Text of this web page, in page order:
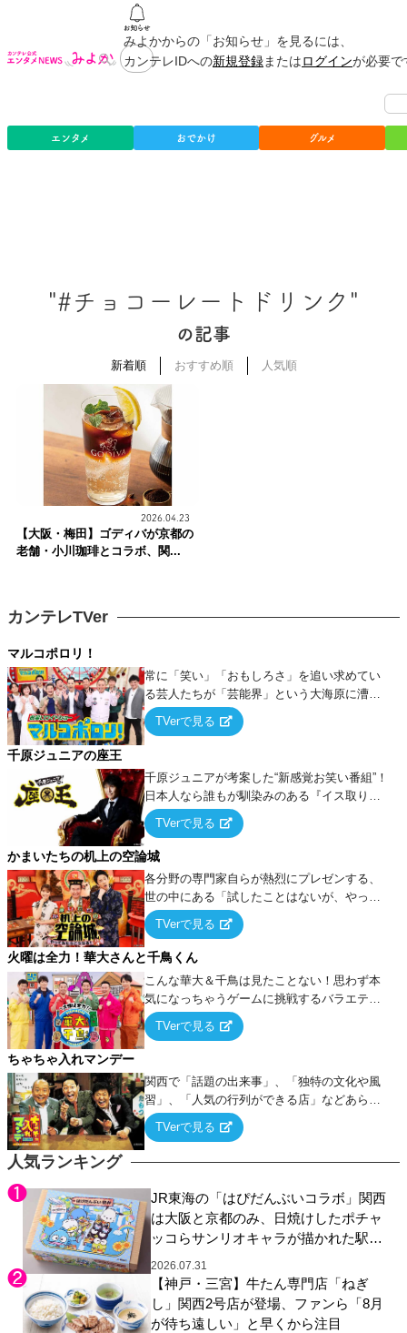
みよかからの「お知らせ」を見るには、
カンテレIDへの新規登録またはログインが必要
エンタメ おでかけ グルメ
"#チョコーレートドリンク"
の記事
新着順 おすすめ順 人気順
2026.04.23
【大阪・梅田】ゴディバが京都の
老舗・小川珈琲とコラボ、関...
人気ランキング
JR東海の「はぴだんぶいコラボ」関西
は大阪と京都のみ、日焼けしたポチャ
ッコらサンリオキャラが描かれた駅弁
やグッズが登場
2026.07.31
【神戸・三宮】牛たん専門店「ねぎ
し」関西2号店が登場、ファンら「8月
が待ち遠しい」と早くから注目
カンテレTVer
マルコポロリ！
常に「笑い」「おもしろさ」を追い求めてい
る芸人たちが「芸能界」という大海原に漕ぎ
出でて、新たなオモシロ人間を発掘する！
TVerで見る
千原ジュニアの座王
千原ジュニアが考案した“新感覚お笑い番組”！
日本人なら誰もが馴染みのある『イス取りゲ
ーム』をベースに、大喜利・ギャグ・モノボ
ケ・歌…など様々なお題で芸人がショートネ
タを競い合う！
TVerで見る
かまいたちの机上の空論城
各分野の専門家自らが熱烈にプレゼンする、
世の中にある「試したことはないが、やって
みたらこうなる！…ハズ」という“机上の空
論”に若手芸人らがカラダを張って挑む！
TVerで見る
火曜は全力！華大さんと千鳥くん
こんな華大＆千鳥は見たことない！思わず本
気になっちゃうゲームに挑戦するバラエティ
ー！
TVerで見る
ちゃちゃ入れマンデー
関西で「話題の出来事」、「独特の文化や風
習」、「人気の行列ができる店」などあらゆ
るテーマについて好き放題にちゃちゃを入れ
ていく関西色を前面に押し出したトークバラ
TVerで見る